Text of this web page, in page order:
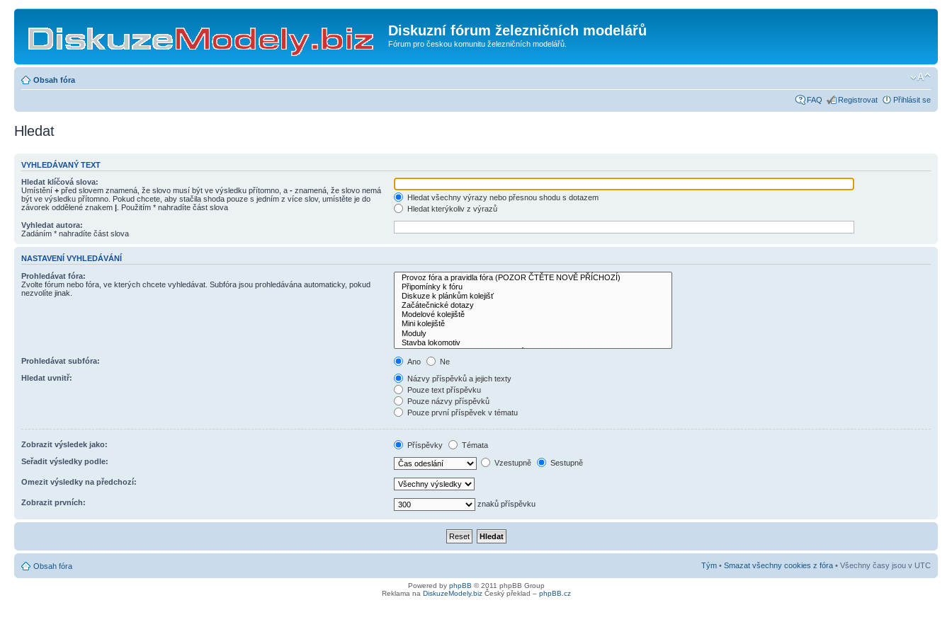
Diskuzní fórum železničních modelářů
Fórum pro českou komunitu železničních modelářů.
Obsah fóra
FAQ Registrovat Přihlásit se
Hledat
VYHLEDÁVANÝ TEXT
Hledat klíčová slova:
Umístění + před slovem znamená, že slovo musí být ve výsledku přítomno, a - znamená, že slovo nemá
být ve výsledku přítomno. Pokud chcete, aby stačila shoda pouze s jedním z více slov, umístěte je do
závorek oddělené znakem | . Použitím * nahradíte část slova
Hledat všechny výrazy nebo přesnou shodu s dotazem
Hledat kterýkoliv z výrazů
Vyhledat autora:
Zadáním * nahradíte část slova
NASTAVENÍ VYHLEDÁVÁNÍ
Prohledávat fóra:
Zvolte fórum nebo fóra, ve kterých chcete vyhledávat. Subfóra jsou prohledávána automaticky, pokud
nezvolíte jinak.
Prohledávat subfóra: Ano
Ne
Hledat uvnitř:
Názvy příspěvků a jejich texty
Pouze text příspěvku
Pouze názvy příspěvků
Pouze první příspěvek v tématu
Zobrazit výsledek jako: Příspěvky
Témata
Seřadit výsledky podle:
Vzestupně Sestupně
Omezit výsledky na předchozí:
Zobrazit prvních: znaků příspěvku
Obsah fóra Tým • Smazat všechny cookies z fóra • Všechny časy jsou v UTC
Powered by phpBB © 2011 phpBB Group
Reklama na DiskuzeModely.bizČeský překlad – phpBB.cz